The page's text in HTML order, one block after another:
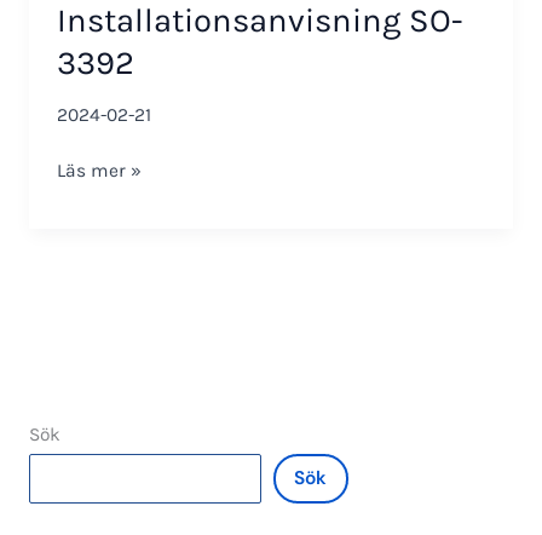
Installationsanvisning SO-
3392
2024-02-21
Installationsanvisning
Läs mer »
Sök
Sök